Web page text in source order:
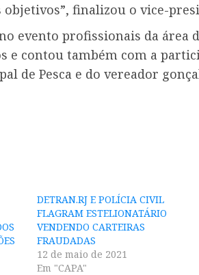
finalizou o vice-
evento profissionais da área
e contou também com a
de Pesca e do vereador
DETRAN.RJ E POLÍCIA CIVIL
FLAGRAM ESTELIONATÁRIO
VENDENDO CARTEIRAS
FRAUDADAS
12 de maio de 2021
Em "CAPA"